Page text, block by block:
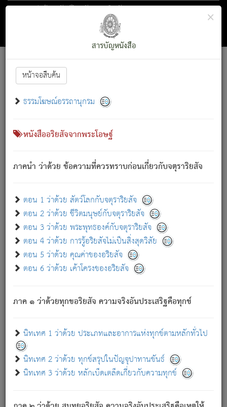
ตอน 1 ว่าด้วย สัตว์โลกกับจตุราริยสัจ
สารบัญ×
สารบัญหนังสือ
หน้าจอสืบค้น
ธรรมโฆษณ์อรรถานุกรม
หนังสืออริยสัจจากพระโอษฐ์
ภาคนำ ว่าด้วย ข้อความที่ควรทราบก่อนเกี่ยวกับจตุราริยสัจ
ตอน 1 ว่าด้วย สัตว์โลกกับจตุราริยสัจ
ตอน 2 ว่าด้วย ชีวิตมนุษย์กับจตุราริยสัจ
ตอน 3 ว่าด้วย พระพุทธองค์กับจตุราริยสัจ
ตอน 4 ว่าด้วย การรู้อริยสัจไม่เป็นสิ่งสุดวิสัย
ตอน 5 ว่าด้วย คุณค่าของอริยสัจ
ตอน 6 ว่าด้วย เค้าโครงของอริยสัจ
ภาค ๑ ว่าด้วยทุกขอริยสัจ ความจริงอันประเสริฐคือทุกข์
นิทเทศ 1 ว่าด้วย ประเภทและอาการแห่งทุกข์ตามหลักทั่วไป
นิทเทศ 2 ว่าด้วย ทุกข์สรุปในปัญจุปาทานขันธ์
นิทเทศ 3 ว่าด้วย หลักเบ็ดเตล็ดเกี่ยวกับความทุกข์
Font :15 ]||
สัตว์โลกนี้ เกิดความเดือดร้อนแล้ว มีผัสสะบังหน้า
เขาสำคัญสิ่งใด โดยความเป็นประการใด แต่สิ่งนั้นย่อมเป็น
(ตามที่เป็นจริง) โดยประการอื่นจากที่เขาสำคัญนั้น
สัตว์โลกติดข้องอยู่ในภพ ถูกภพบังหน้าแล้ว มีภพโดยความ
เป็นอย่างอื่น (จากที่มันเป็นอยู่จริง) จึงได้เพลิดเพลินยิ่งนักในภพ
เขาเพลิดเพลินยิ่งนักในสิ่งใด สิ่งนั้นเป็นภัย (ที่เขาไม่รู้จัก)
เขากลัวต่อสิ่งใดสิ่งนั้นเป็นทุกข์
พรหมจรรย์นี้ อันบุคคลย่อมประพฤติ ก็เพื่อการละขาดซึ่ง
ภพ.
สมณะหรือพราหมณ์เหล่าใด กล่าวความหลุดพ้นจากภพว่า
มีได้เพราะภพ เรากล่าวว่า สมณะหรือพราหมณ์ทั้งปวงนั้น
มิใช่ผู้หลดพ้นจากภพ.
ภพ ว่ามีได้เพราะวิภพ[2]: เรากล่าวว่า สมณะหรือพราหมณ์ทั้ง
ปวงนั้น ก็ยังสลัดภพออกไปไม่ได้.
ก็ทุกข์นี้มีขึ้น เพราะอาศัยซึ่งอุปธิทั้งปวง.
เพราะความสิ้นไปแห่งอุปาทานทั้งปวง ความเกิดขึ้นแห่ง
ทุกข์จึงไม่มี.
ท่านจงดูโลกนี้เถิด (จะเห็นว่า) สัตว์ทั้งหลายอันอวิชาหนา
แน่นบังหนาแล้ว; และว่า สัตว์ผู้ยินดีในภพอันเป็นแล้วนั้น ย่อม
อันเป็นไปในที่หรือเวลาทั้งปวง[3]เพื่อความมีแห่งประโยชน์โดย